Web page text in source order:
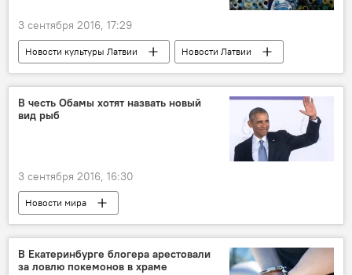
3 сентября 2016, 17:29
Новости культуры Латвии Новости Латвии
В честь Обамы хотят назвать новый
вид рыб
3 сентября 2016, 16:30
Новости мира
В Екатеринбурге блогера арестовали
за ловлю покемонов в храме